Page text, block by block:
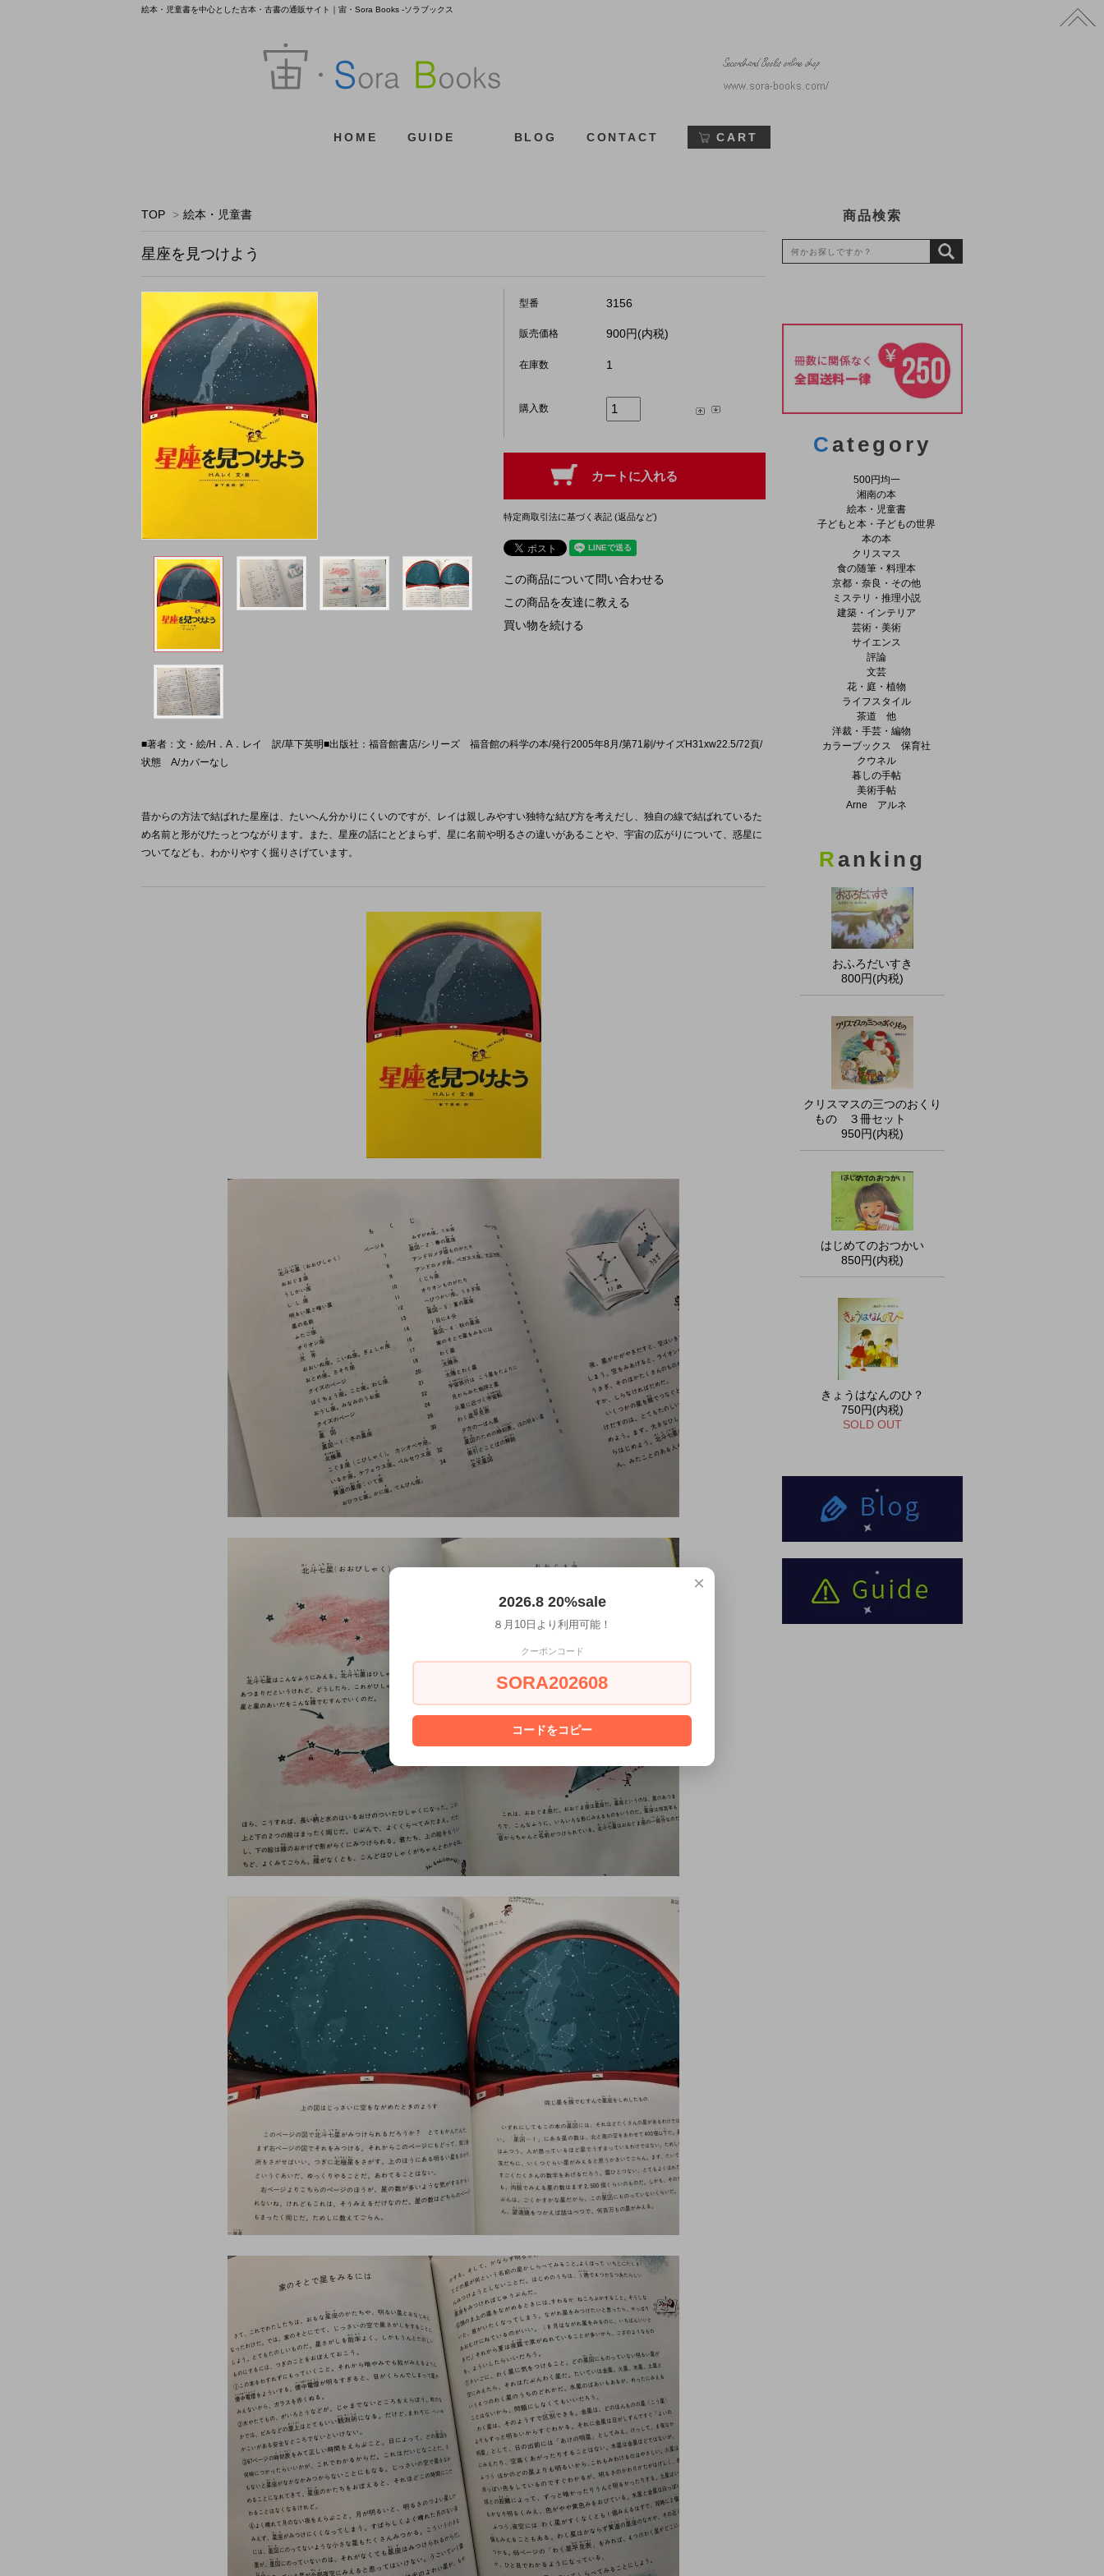
絵本・児童書を中心とした古本・古書の通販サイト｜宙・Sora Books -ソラブックス
HOME GUIDE BLOG CONTACT CART
TOP > 絵本・児童書
星座を見つけよう
型番 3156
販売価格 900円(内税)
在庫数 1
購入数
特定商取引法に基づく表記 (返品など)
この商品について問い合わせる
この商品を友達に教える
買い物を続ける
■著者：文・絵/H．A．レイ 訳/草下英明■出版社：福音館書店/シリーズ 福音館の科学の本/発行2005年8月/第71刷/サイズH31xw22.5/72頁/
状態 A/カバーなし
昔からの方法で結ばれた星座は、たいへん分かりにくいのですが、レイは親しみやすい独特な結び方を考えだし、独自の線で結ばれているた
め名前と形がぴたっとつながります。また、星座の話にとどまらず、星に名前や明るさの違いがあることや、宇宙の広がりについて、惑星に
ついてなども、わかりやすく掘りさげています。
商品検索
Category
500円均一
湘南の本
絵本・児童書
子どもと本・子どもの世界
本の本
クリスマス
食の随筆・料理本
京都・奈良・その他
ミステリ・推理小説
建築・インテリア
芸術・美術
サイエンス
評論
文芸
花・庭・植物
ライフスタイル
茶道 他
洋裁・手芸・編物
カラーブックス 保育社
クウネル
暮しの手帖
美術手帖
Arne アルネ
Ranking
おふろだいすき
800円(内税)
クリスマスの三つのおくり
もの ３冊セット
950円(内税)
はじめてのおつかい
850円(内税)
きょうはなんのひ？
750円(内税)
SOLD OUT
×
2026.8 20%sale
８月10日より利用可能！
クーポンコード
SORA202608
コードをコピー